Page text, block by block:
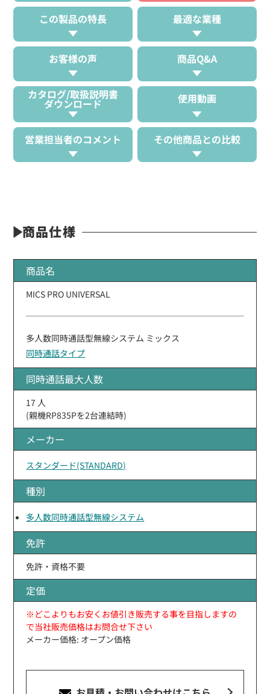
この製品の特長 最適な業種
お客様の声 商品Q&A
カタログ/取扱説明書
ダウンロード 使用動画
営業担当者のコメント その他商品との比較
商品仕様
商品名
MICS PRO UNIVERSAL
多人数同時通話型無線システム ミックス
同時通話タイプ
同時通話最大人数
17 人
(親機RP835Pを2台連結時)
メーカー
スタンダード(STANDARD)
種別
多人数同時通話型無線システム
免許
免許・資格不要
定価
※どこよりもお安くお値引き販売する事を目指しますの
で当社販売価格はお問合せ下さい
メーカー価格: オープン価格